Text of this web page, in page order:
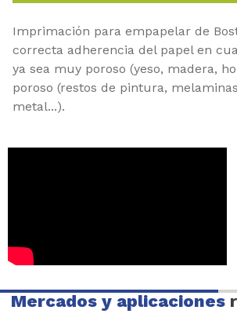
Imprimación para empapelar de
correcta adherencia del papel en
ya sea muy poroso (yeso, madera,
poroso (restos de pintura,
metal...).
Mercados y aplicaciones